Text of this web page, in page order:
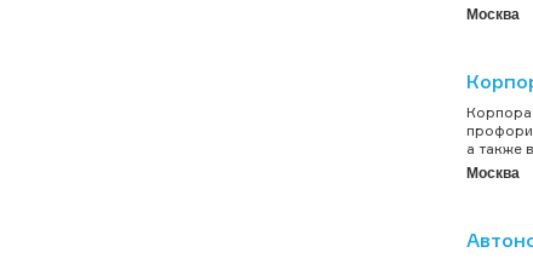
Москва
а также
Москва